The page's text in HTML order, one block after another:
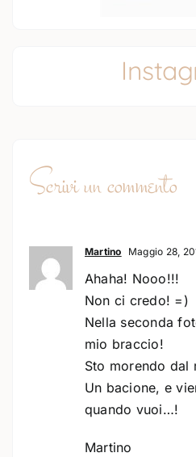
Scrivi un commento
Martino Maggio 28,
Ahaha! Nooo!!!
Non ci credo! =)
Nella seconda
mio braccio!
Sto morendo dal
Un bacione, e
quando vuoi…!
Martino